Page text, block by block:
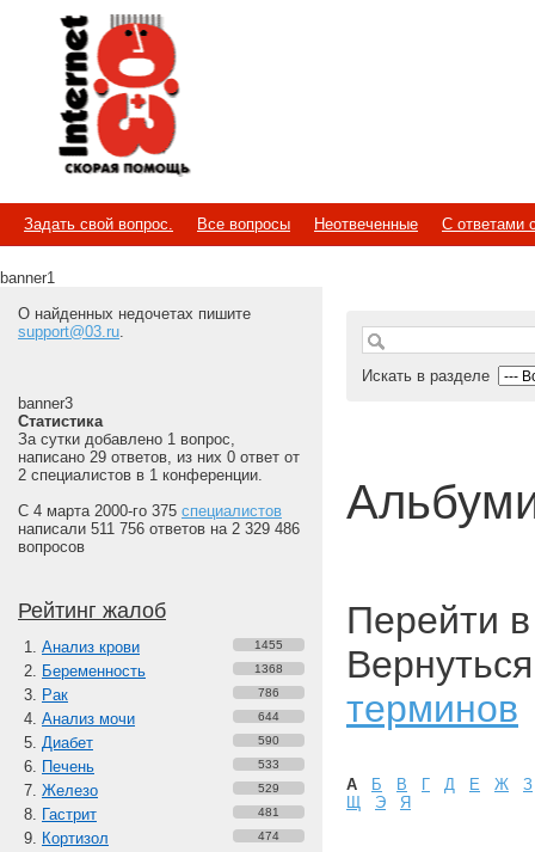
Internet
Скорая помощь
Задать свой вопрос. Все вопросы Неотвеченные С ответами
banner1
О найденных недочетах пишите
support@03.ru.
banner3
Статистика
За сутки добавлено 1 вопрос,
написано 29 ответов, из них 0 ответ от
2 специалистов в 1 конференции.
С 4 марта 2000-го 375 специалистов
написали 511 756 ответов на 2 329 486
вопросов
Рейтинг жалоб
Анализ крови 1455
Беременность 1368
Рак 786
Анализ мочи 644
Диабет 590
Печень 533
Железо 529
Гастрит 481
Кортизол 474
Искать в разделе
Перейти
терминов
А Б В Г Д Е Ж
З
Щ
Э Я